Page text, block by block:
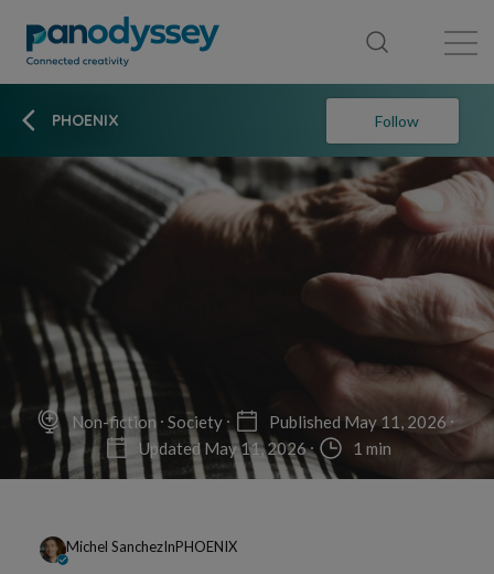
PHOENIX Follow
Non-fiction Society
Published May 11, 2026
Updated May 11, 2026
1 min
Michel SanchezInPHOENIX